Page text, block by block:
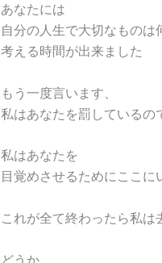
あなたには
自分の人生で大切なものは
考える時間が出来ました
もう一度言います、
私はあなたを罰しているの
私はあなたを
目覚めさせるためにここに
これが全て終わったら私は
どうか、